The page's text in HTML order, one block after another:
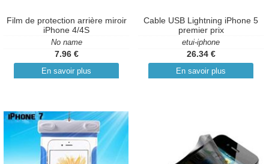
Film de protection arrière miroir
iPhone 4/4S
No name
7.96 €
En savoir plus
Cable USB Lightning iPhone 5
premier prix
etui-iphone
26.34 €
En savoir plus